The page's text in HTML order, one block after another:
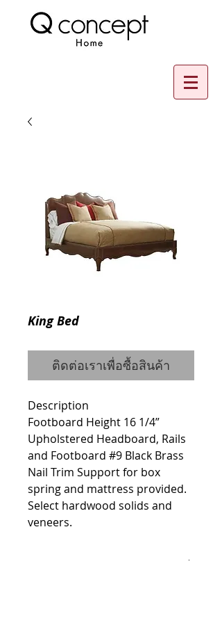
King Bed
ติดต่อเราเพื่อซื้อสินค้า
Description
Footboard Height 16 1/4”
Upholstered Headboard, Rails
and Footboard #9 Black Brass
Nail Trim Support for box
spring and mattress provided.
Select hardwood solids and
veneers.